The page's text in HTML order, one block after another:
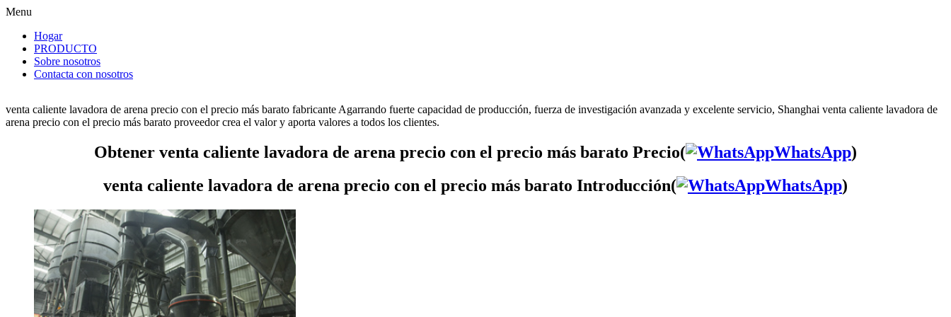
Menu
Hogar
PRODUCTO
Sobre nosotros
Contacta con nosotros
venta caliente lavadora de arena precio con el precio más barato fabricante Agarrando fuerte capacidad de producción, fuerza de investigación avanzada y excelente servicio, Shanghai venta caliente lavadora de
arena precio con el precio más barato proveedor crea el valor y aporta valores a todos los clientes.
Obtener venta caliente lavadora de arena precio con el precio más barato Precio( WhatsApp)
venta caliente lavadora de arena precio con el precio más barato Introducción(
WhatsApp)